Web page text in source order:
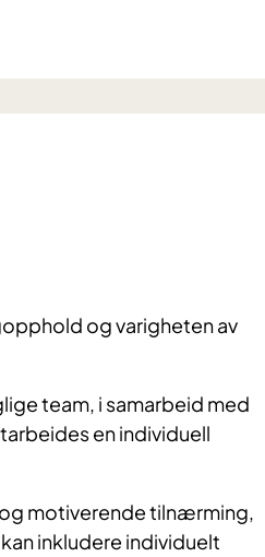
og varigheten av
team, i samarbeid med
en individuell
motiverende tilnærming,
inkludere individuelt